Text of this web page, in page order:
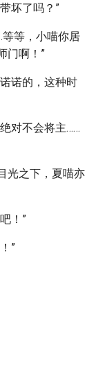
坏了吗？”
等，小喵你居
门啊！”
诺的，这种时
对不会将主……
光之下，夏喵亦
！”
”